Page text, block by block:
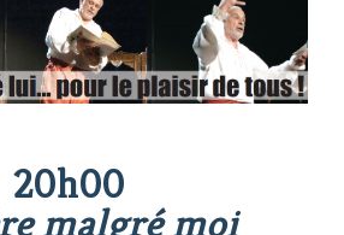
20h00
malgré moi